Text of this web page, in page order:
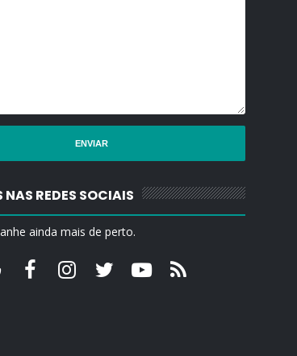
NAS REDES SOCIAIS
ainda mais de perto.